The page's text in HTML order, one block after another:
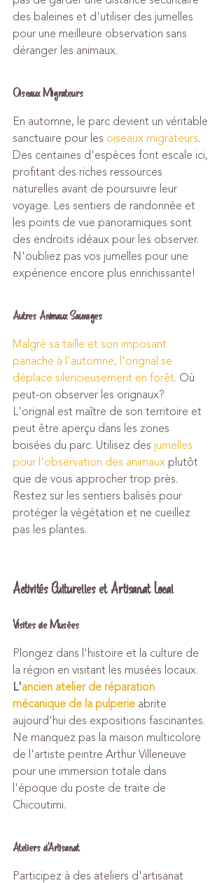
des baleines et d'utiliser des jumelles
pour une meilleure observation sans
déranger les animaux.
Oiseaux Migrateurs
En automne, le parc devient un véritable
sanctuaire pour les oiseaux migrateurs.
Des centaines d'espèces font escale ici,
profitant des riches ressources
naturelles avant de poursuivre leur
voyage. Les sentiers de randonnée et
les points de vue panoramiques sont
des endroits idéaux pour les observer.
N'oubliez pas vos jumelles pour une
expérience encore plus enrichissante!
Autres Animaux Sauvages
Malgré sa taille et son imposant
panache à l'automne, l'orignal se
déplace silencieusement en forêt. Où
peut-on observer les orignaux?
L'orignal est maître de son territoire et
peut être aperçu dans les zones
boisées du parc. Utilisez des jumelles
pour l'observation des animaux plutôt
que de vous approcher trop près.
Restez sur les sentiers balisés pour
protéger la végétation et ne cueillez
pas les plantes.
Activités Culturelles et Artisanat Local
Visites de Musées
Plongez dans l'histoire et la culture de
la région en visitant les musées locaux.
L'ancien atelier de réparation
mécanique de la pulperie abrite
aujourd'hui des expositions fascinantes.
Ne manquez pas la maison multicolore
de l'artiste peintre Arthur Villeneuve
pour une immersion totale dans
l'époque du poste de traite de
Chicoutimi.
Ateliers d'Artisanat
Participez à des ateliers d'artisanat